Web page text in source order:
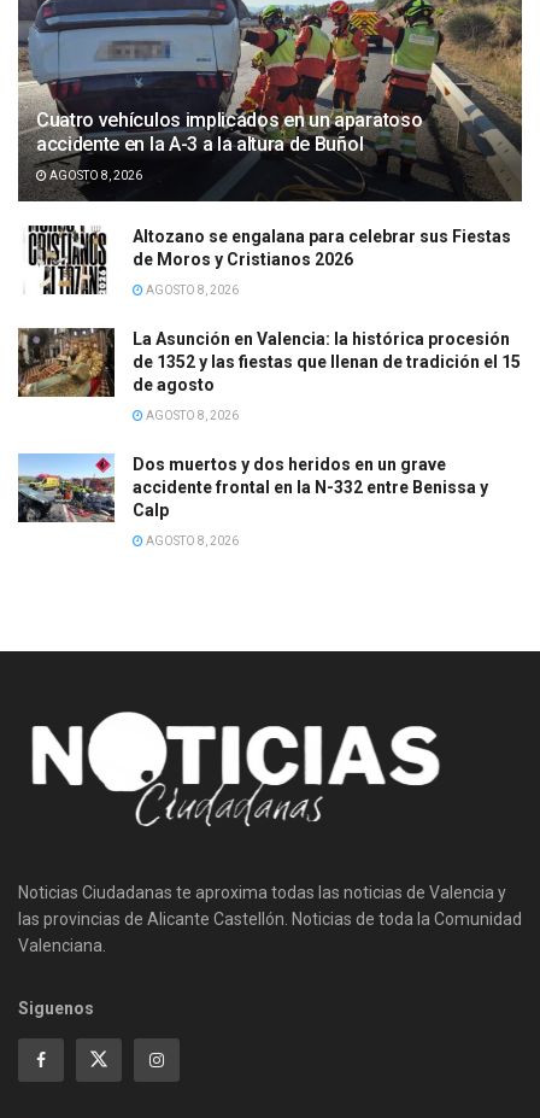
Cuatro vehículos implicados en un aparatoso
accidente en la A-3 a la altura de Buñol
AGOSTO 8, 2026
Altozano se engalana para celebrar sus Fiestas
de Moros y Cristianos 2026
AGOSTO 8, 2026
La Asunción en Valencia: la histórica procesión
de 1352 y las fiestas que llenan de tradición el 15
de agosto
AGOSTO 8, 2026
Dos muertos y dos heridos en un grave
accidente frontal en la N-332 entre Benissa y
Calp
AGOSTO 8, 2026
Noticias Ciudadanas te aproxima todas las noticias de Valencia y
las provincias de Alicante Castellón. Noticias de toda la Comunidad
Valenciana.
Siguenos